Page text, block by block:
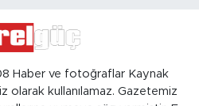
Haber ve fotoğraflar Kaynak
olarak kullanılamaz. Gazetemiz